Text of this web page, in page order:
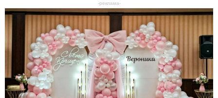
-реклама-